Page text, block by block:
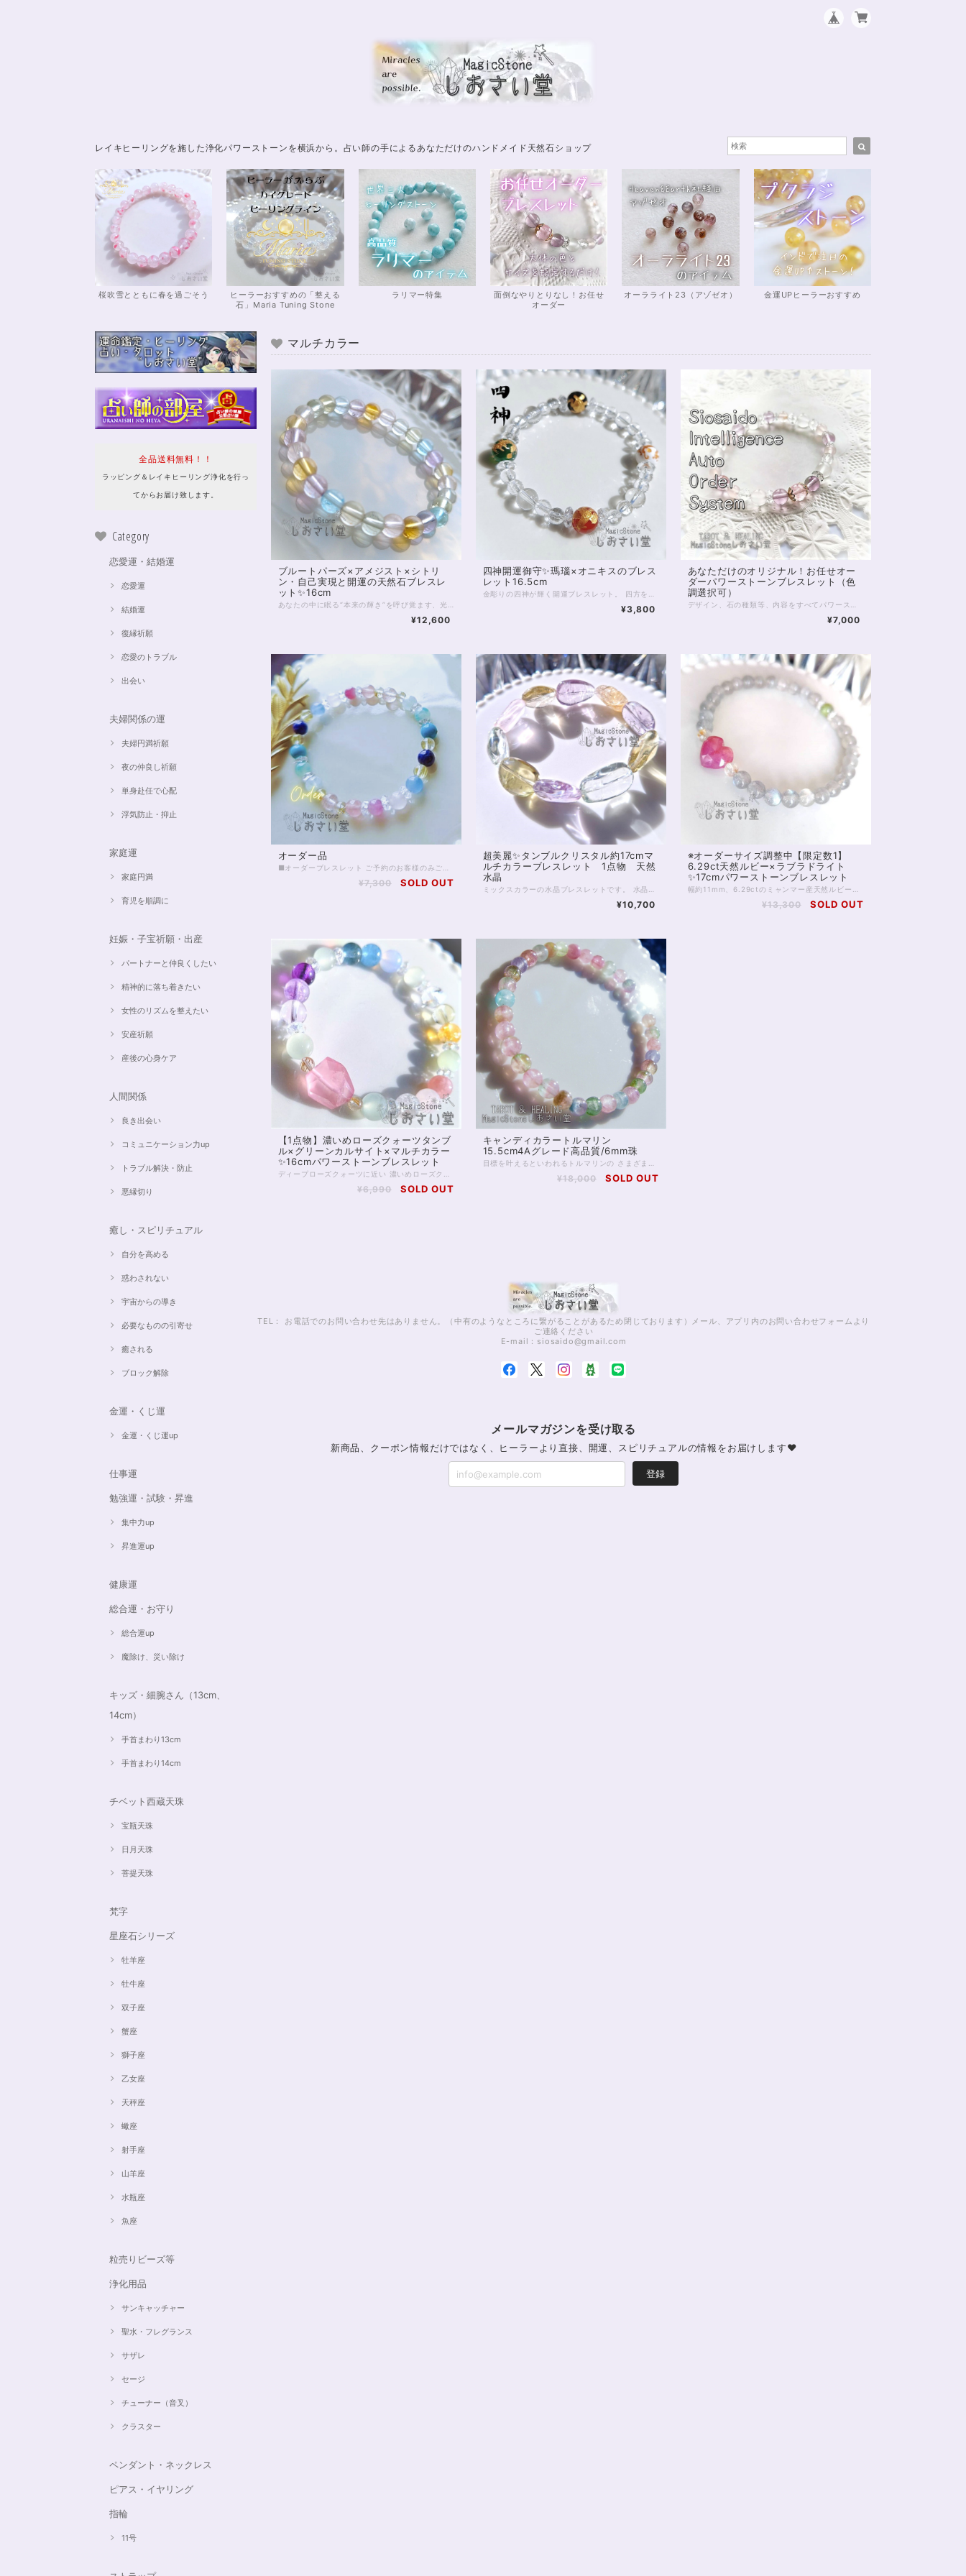
レイキヒーリングを施した浄化パワーストーンを横浜から。占い師の手によるあなただけのハンドメイド天然石ショップ
桜吹雪とともに春を過ごそう
ヒーラーおすすめの「整える
石」Maria Tuning Stone
ラリマー特集
面倒なやりとりなし！お任せ
オーダー
オーラライト23（アゾゼオ） 金運UPヒーラーおすすめ
全品送料無料！！
ラッピング＆レイキヒーリング浄化を行っ
てからお届け致します。
Category
恋愛運・結婚運
恋愛運
結婚運
復縁祈願
恋愛のトラブル
出会い
夫婦関係の運
夫婦円満祈願
夜の仲良し祈願
単身赴任で心配
浮気防止・抑止
家庭運
家庭円満
育児を順調に
妊娠・子宝祈願・出産
パートナーと仲良くしたい
精神的に落ち着きたい
女性のリズムを整えたい
安産祈願
産後の心身ケア
人間関係
良き出会い
コミュニケーション力up
トラブル解決・防止
悪縁切り
癒し・スピリチュアル
自分を高める
惑わされない
宇宙からの導き
必要なものの引寄せ
癒される
ブロック解除
金運・くじ運
金運・くじ運up
仕事運
勉強運・試験・昇進
集中力up
昇進運up
健康運
総合運・お守り
総合運up
魔除け、災い除け
キッズ・細腕さん（13cm、
14cm）
手首まわり13cm
手首まわり14cm
チベット西蔵天珠
宝瓶天珠
日月天珠
菩提天珠
梵字
星座石シリーズ
牡羊座
牡牛座
双子座
蟹座
獅子座
乙女座
天秤座
蠍座
射手座
山羊座
水瓶座
魚座
粒売りビーズ等
浄化用品
サンキャッチャー
聖水・フレグランス
サザレ
セージ
チューナー（音叉）
クラスター
ペンダント・ネックレス
ピアス・イヤリング
指輪
11号
マルチカラー
ブルートパーズ×アメジスト×シトリ
ン・自己実現と開運の天然石ブレスレ
ット✨16cm
¥12,600
四神開運御守✨瑪瑙×オニキスのブレス
レット16.5cm
¥3,800
あなただけのオリジナル！お任せオー
ダーパワーストーンブレスレット（色
調選択可）
¥7,000
オーダー品
¥7,300 SOLD OUT
超美麗✨タンブルクリスタル約17cmマ
ルチカラーブレスレット 1点物 天然
水晶
¥10,700
※オーダーサイズ調整中【限定数1】
6.29ct天然ルビー×ラブラドライト
✨17cmパワーストーンブレスレット
¥13,300 SOLD OUT
【1点物】濃いめローズクォーツタンブ
ル×グリーンカルサイト×マルチカラー
✨16cmパワーストーンブレスレット
¥6,990 SOLD OUT
キャンディカラートルマリン
15.5cm4Aグレード高品質/6mm珠
¥18,000 SOLD OUT
TEL： お電話でのお問い合わせ先はありません。（中有のようなところに繋がることがあるため閉じております）メール、アプリ内のお問い合わせフォームより
ご連絡ください
E-mail： siosaido@gmail.com
メールマガジンを受け取る
新商品、クーポン情報だけではなく、ヒーラーより直接、開運、スピリチュアルの情報をお届けします♥
登録